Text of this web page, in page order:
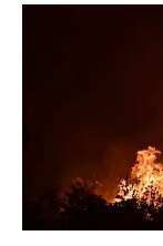
ΔΕΔΔΗΕ: Διακοπές
8
Στενά του Ορμούζ:
δηλώνει
7
Σοβαρό ατύχημα
υπέστη κάταγμα